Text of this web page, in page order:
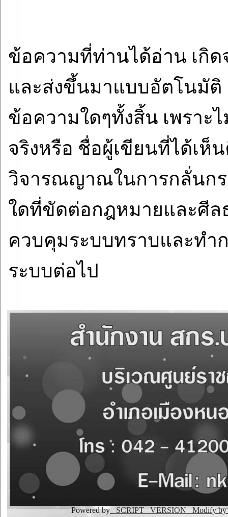
ข้อความที่ท่านได้อ่าน เกิ
และส่งขึ้นมาแบบอัตโนมัติ
ข้อความใดๆทั้งสิ้น เพราะ
จริงหรือ ชื่อผู้เขียนที่ได้เห็
วิจารณญาณในการกลั่นก
ใดที่ขัดต่อกฎหมายและศีล
ควบคุมระบบทราบและทำ
ระบบต่อไป
Powered by _SCRIPT _VERSION Modify